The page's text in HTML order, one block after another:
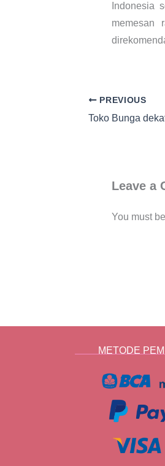
Indonesia
memesan
PREVIOUS
Toko Bunga
Leave a
You must be
METODE